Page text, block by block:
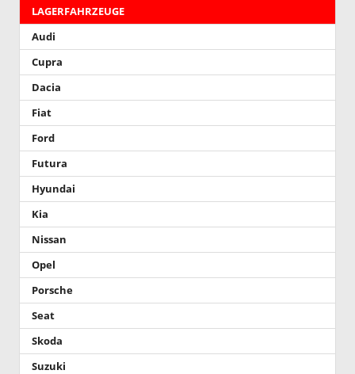
LAGERFAHRZEUGE
Audi
Cupra
Dacia
Fiat
Ford
Futura
Hyundai
Kia
Nissan
Opel
Porsche
Seat
Skoda
Suzuki